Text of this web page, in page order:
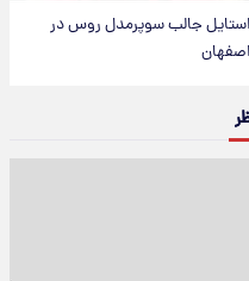
استایل جالب سوپرمدل روس در
اصفهان